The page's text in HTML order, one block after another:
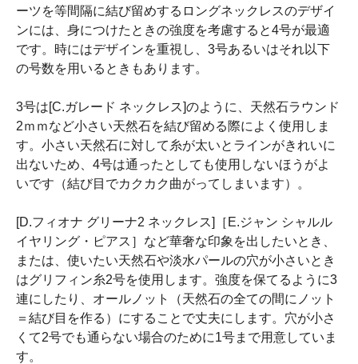
ーツを等間隔に結び留めするロングネックレスのデザイ
ンには、身につけたときの強度を考慮すると4号が最適
です。時にはデザインを重視し、3号あるいはそれ以下
の号数を用いるときもあります。
3号は[C.ガレード ネックレス]のように、天然石ラウンド
2ｍｍなど小さい天然石を結び留める際によく使用しま
す。小さい天然石に対して糸が太いとラインがきれいに
出ないため、4号は通ったとしても使用しないほうがよ
いです（結び目でカクカク曲がってしまいます）。
[D.フィオナ グリーナ2 ネックレス]［E.ジャン シャルル
イヤリング・ピアス］など華奢な印象を出したいとき、
または、使いたい天然石や淡水パールの穴が小さいとき
はグリフィン糸2号を使用します。強度を保てるように3
連にしたり、オールノット（天然石の全ての間にノット
＝結び目を作る）にすることで丈夫にします。穴が小さ
くて2号でも通らない場合のために1号まで用意していま
す。